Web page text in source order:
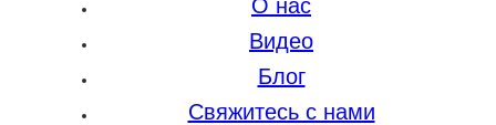
О нас
Видео
Блог
Свяжитесь с нами